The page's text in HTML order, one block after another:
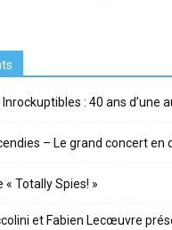
Inrockuptibles : 40 ans d’une
– Le grand concert en
« Totally Spies! »
et Fabien Lecœuvre